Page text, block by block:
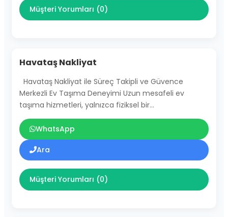
Müşteri Yorumları (0)
Havataş Nakliyat
Havataş Nakliyat ile Süreç Takipli ve Güvence
Merkezli Ev Taşıma Deneyimi Uzun mesafeli ev
taşıma hizmetleri, yalnızca fiziksel bir…
WhatsApp
Ara
Müşteri Yorumları (0)